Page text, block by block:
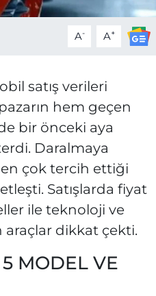
A- A+
satış verileri
hem geçen
bir önceki aya
Daralmaya
çok tercih ettiği
Satışlarda fiyat
ile teknoloji ve
araçlar dikkat çekti.
MODEL VE